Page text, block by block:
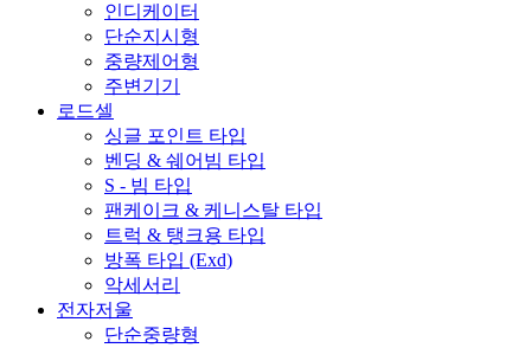
인디케이터
단순지시형
중량제어형
주변기기
로드셀
싱글 포인트 타입
벤딩 & 쉐어빔 타입
S - 빔 타입
팬케이크 & 케니스탈 타입
트럭 & 탱크용 타입
방폭 타입 (Exd)
악세서리
전자저울
단순중량형